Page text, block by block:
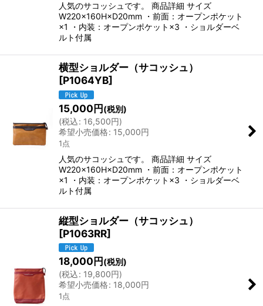
人気のサコッシュです。 商品詳細 サイズ
W220×160H×D20mm ・前面：オープンポケット
×1 ・内装：オープンポケット×3 ・ショルダーベ
ルト付属
横型ショルダー（サコッシュ）
[P1064YB]
15,000円(税別)
(税込: 16,500円)
希望小売価格: 15,000円
1点
人気のサコッシュです。 商品詳細 サイズ
W220×160H×D20mm ・前面：オープンポケット
×1 ・内装：オープンポケット×3 ・ショルダーベ
ルト付属
縦型ショルダー（サコッシュ）
[P1063RR]
18,000円(税別)
(税込: 19,800円)
希望小売価格: 18,000円
1点